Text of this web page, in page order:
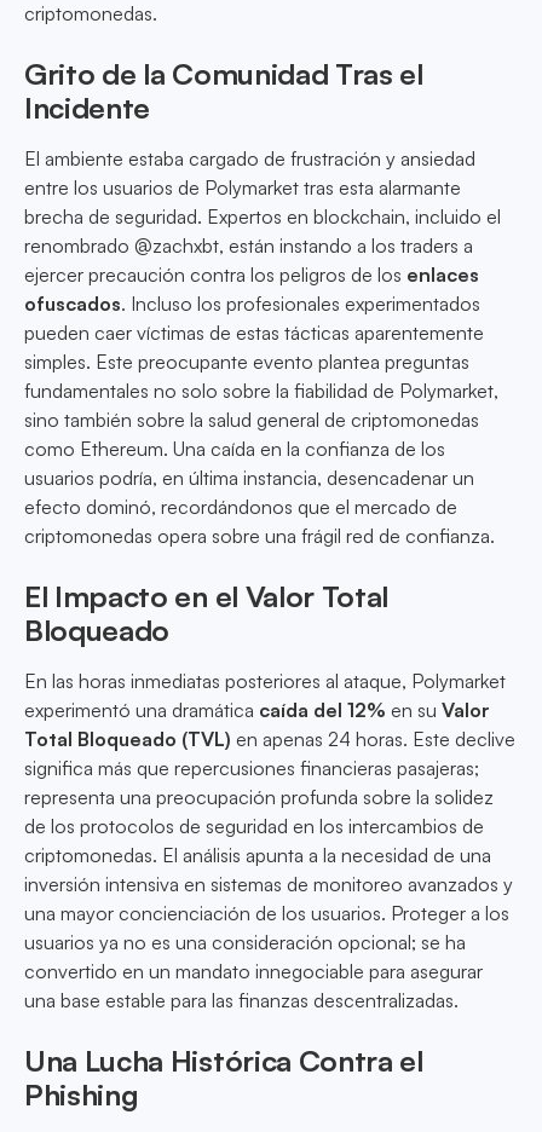
criptomonedas.
Grito de la Comunidad Tras el
Incidente
El ambiente estaba cargado de frustración y ansiedad
entre los usuarios de Polymarket tras esta alarmante
brecha de seguridad. Expertos en blockchain, incluido el
renombrado @zachxbt, están instando a los traders a
ejercer precaución contra los peligros de los enlaces
ofuscados. Incluso los profesionales experimentados
pueden caer víctimas de estas tácticas aparentemente
simples. Este preocupante evento plantea preguntas
fundamentales no solo sobre la fiabilidad de Polymarket,
sino también sobre la salud general de criptomonedas
como Ethereum. Una caída en la confianza de los
usuarios podría, en última instancia, desencadenar un
efecto dominó, recordándonos que el mercado de
criptomonedas opera sobre una frágil red de confianza.
El Impacto en el Valor Total
Bloqueado
En las horas inmediatas posteriores al ataque, Polymarket
experimentó una dramática caída del 12% en su Valor
Total Bloqueado (TVL) en apenas 24 horas. Este declive
significa más que repercusiones financieras pasajeras;
representa una preocupación profunda sobre la solidez
de los protocolos de seguridad en los intercambios de
criptomonedas. El análisis apunta a la necesidad de una
inversión intensiva en sistemas de monitoreo avanzados y
una mayor concienciación de los usuarios. Proteger a los
usuarios ya no es una consideración opcional; se ha
convertido en un mandato innegociable para asegurar
una base estable para las finanzas descentralizadas.
Una Lucha Histórica Contra el
Phishing